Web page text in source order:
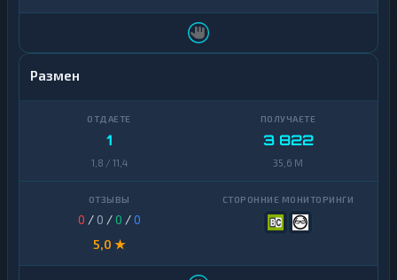
Размен
1
1,8 / 11,4
3 822
35,6 M
0 / 0 /0 /0
5,0 ★